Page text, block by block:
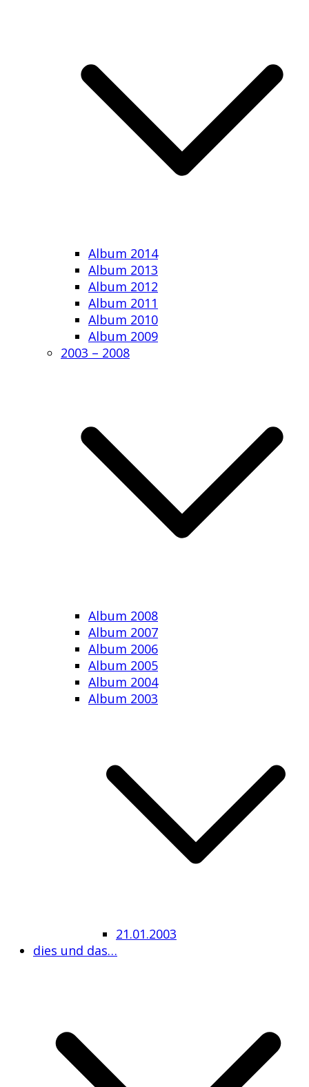
Album 2014
Album 2013
Album 2012
Album 2011
Album 2010
Album 2009
2003 – 2008
Album 2008
Album 2007
Album 2006
Album 2005
Album 2004
Album 2003
21.01.2003
dies und das…